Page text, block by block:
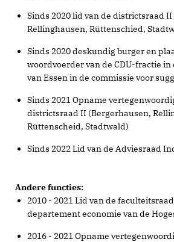
Sinds 2020 lid van de districtsraad
Rellinghausen, Rüttenschied,
Sinds 2020 deskundig burger en
woordvoerder van de CDU-fractie in
van Essen in de commissie voor
Sinds 2021 Opname
districtsraad II (Bergerhausen,
Rüttenscheid, Stadtwald)
Sinds 2022 Lid van de Adviesraad
Andere functies:
2010 - 2021 Lid van de
departement economie van de
2016 - 2021 Opname